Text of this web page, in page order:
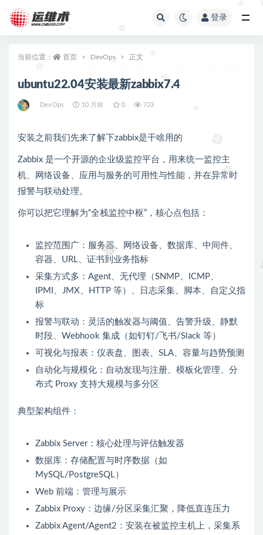
登录
当前位置： 首页 DevOps 正文
ubuntu22.04安装最新zabbix7.4
DevOps 10 月前 0 723
安装之前我们先来了解下zabbix是干啥用的
Zabbix 是一个开源的企业级监控平台，用来统一监控主
机、网络设备、应用与服务的可用性与性能，并在异常时
报警与联动处理。
你可以把它理解为“全栈监控中枢”，核心点包括：
监控范围广：服务器、网络设备、数据库、中间件、
容器、URL、证书到业务指标
采集方式多：Agent、无代理（SNMP、ICMP、
IPMI、JMX、HTTP 等）、日志采集、脚本、自定义指
标
报警与联动：灵活的触发器与阈值、告警升级、静默
时段、Webhook 集成（如钉钉/飞书/Slack 等）
可视化与报表：仪表盘、图表、SLA、容量与趋势预测
自动化与规模化：自动发现与注册、模板化管理、分
布式 Proxy 支持大规模与多分区
典型架构组件：
Zabbix Server：核心处理与评估触发器
数据库：存储配置与时序数据（如
MySQL/PostgreSQL）
Web 前端：管理与展示
Zabbix Proxy：边缘/分区采集汇聚，降低直连压力
Zabbix Agent/Agent2：安装在被监控主机上，采集系